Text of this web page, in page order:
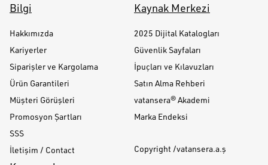
Bilgi
Hakkımızda
Kariyerler
Siparişler ve Kargolama
Ürün Garantileri
Müşteri Görüşleri
Promosyon Şartları
SSS
İletişim / Contact
Kaynak Merkezi
2025 Dijital Katalogları
Güvenlik Sayfaları
İpuçları ve Kılavuzları
Satın Alma Rehberi
vatansera® Akademi
Marka Endeksi
Copyright /vatansera.a.ş